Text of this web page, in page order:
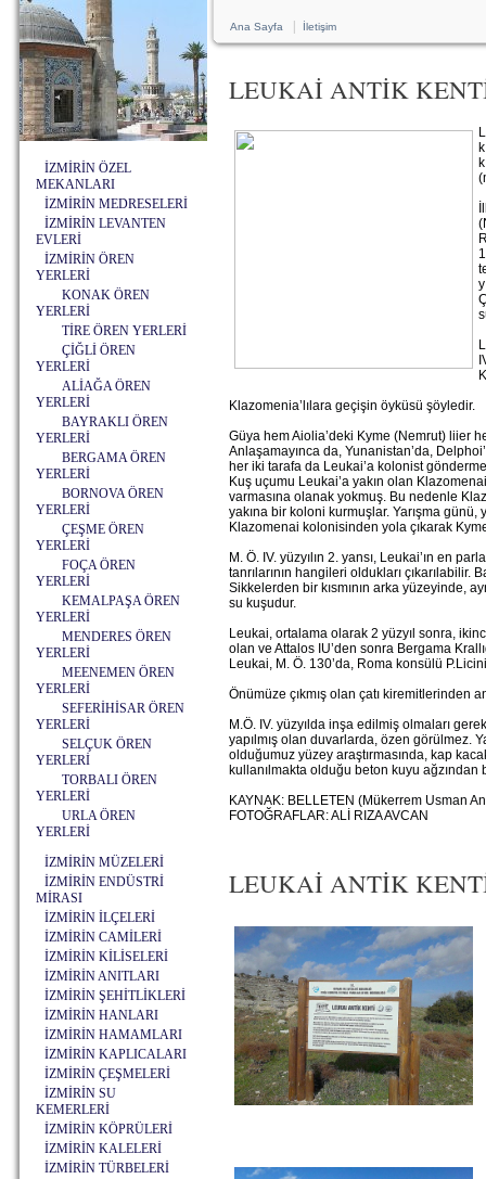
İZMİRİN ÖZEL
MEKANLARI
İZMİRİN MEDRESELERİ
İZMİRİN LEVANTEN
EVLERİ
İZMİRİN ÖREN
YERLERİ
KONAK ÖREN
YERLERİ
TİRE ÖREN YERLERİ
ÇİĞLİ ÖREN
YERLERİ
ALİAĞA ÖREN
YERLERİ
BAYRAKLI ÖREN
YERLERİ
BERGAMA ÖREN
YERLERİ
BORNOVA ÖREN
YERLERİ
ÇEŞME ÖREN
YERLERİ
FOÇA ÖREN
YERLERİ
KEMALPAŞA ÖREN
YERLERİ
MENDERES ÖREN
YERLERİ
MEENEMEN ÖREN
YERLERİ
SEFERİHİSAR ÖREN
YERLERİ
SELÇUK ÖREN
YERLERİ
TORBALI ÖREN
YERLERİ
URLA ÖREN
YERLERİ
İZMİRİN MÜZELERİ
İZMİRİN ENDÜSTRİ
MİRASI
İZMİRİN İLÇELERİ
İZMİRİN CAMİLERİ
İZMİRİN KİLİSELERİ
İZMİRİN ANITLARI
İZMİRİN ŞEHİTLİKLERİ
İZMİRİN HANLARI
İZMİRİN HAMAMLARI
İZMİRİN KAPLICALARI
İZMİRİN ÇEŞMELERİ
İZMİRİN SU
KEMERLERİ
İZMİRİN KÖPRÜLERİ
İZMİRİN KALELERİ
İZMİRİN TÜRBELERİ
Ana Sayfa İletişim
LEUKAİ ANTİK
Klazomenia’lılara geçişin öyküsü şöyledir.
Güya hem Aiolia’deki Kyme (Nemrut) liier
Anlaşamayınca da, Yunanistan’da,
her iki tarafa da Leukai’a kolonist
Kuş uçumu Leukai’a yakın olan
varmasına olanak yokmuş. Bu nedenle
yakına bir koloni kurmuşlar. Yarışma
Klazomenai kolonisinden yola çıkarak
M. Ö. IV. yüzyılın 2. yansı, Leukai’ın en
tanrılarının hangileri oldukları çıkarılabilir.
Sikkelerden bir kısmının arka yüzeyinde,
su kuşudur.
Leukai, ortalama olarak 2 yüzyıl sonra,
olan ve Attalos IU’den sonra Bergama
Leukai, M. Ö. 130’da, Roma konsülü
Önümüze çıkmış olan çatı kiremitlerinden
M.Ö. IV. yüzyılda inşa edilmiş olmaları
yapılmış olan duvarlarda, özen görülmez.
olduğumuz yüzey araştırmasında, kap
kullanılmakta olduğu beton kuyu ağzından
KAYNAK: BELLETEN (Mükerrem Usman
FOTOĞRAFLAR: ALİ RIZA AVCAN
LEUKAİ ANTİK